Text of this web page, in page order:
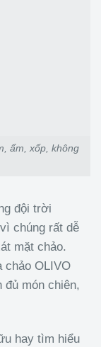
ẩm, xốp, không
đội trời
chúng rất dễ
mặt chảo.
chảo OLIVO
đủ món chiên,
hay tìm hiểu